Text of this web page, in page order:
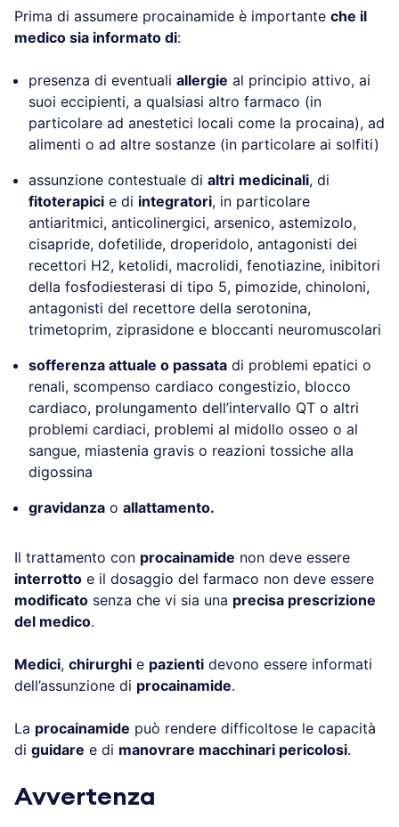
Prima di assumere procainamide è importante che il
medico sia informato di:
presenza di eventuali allergie al principio attivo, ai
suoi eccipienti, a qualsiasi altro farmaco (in
particolare ad anestetici locali come la procaina), ad
alimenti o ad altre sostanze (in particolare ai solfiti)
assunzione contestuale di altri medicinali, di
fitoterapici e di integratori, in particolare
antiaritmici, anticolinergici, arsenico, astemizolo,
cisapride, dofetilide, droperidolo, antagonisti dei
recettori H2, ketolidi, macrolidi, fenotiazine, inibitori
della fosfodiesterasi di tipo 5, pimozide, chinoloni,
antagonisti del recettore della serotonina,
trimetoprim, ziprasidone e bloccanti neuromuscolari
sofferenza attuale o passata di problemi epatici o
renali, scompenso cardiaco congestizio, blocco
cardiaco, prolungamento dell’intervallo QT o altri
problemi cardiaci, problemi al midollo osseo o al
sangue, miastenia gravis o reazioni tossiche alla
digossina
gravidanza o allattamento.
Il trattamento con procainamide non deve essere
interrotto e il dosaggio del farmaco non deve essere
modificato senza che vi sia una precisa prescrizione
del medico.
Medici, chirurghi e pazienti devono essere informati
dell’assunzione di procainamide.
La procainamide può rendere difficoltose le capacità
di guidare e di manovrare macchinari pericolosi.
Avvertenza